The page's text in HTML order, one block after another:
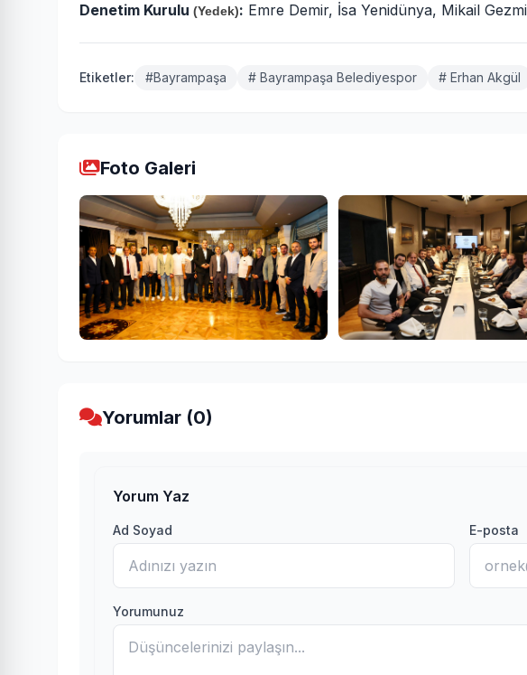
Denetim Kurulu (Yedek): Emre Demir, İsa Yenidünya, Mikail
Etiketler: #Bayrampaşa # Bayrampaşa Belediyespor # Erhan Akgül
Foto Galeri
Yorumlar (0)
Yorum Yaz
Ad Soyad E-posta
Yorumunuz